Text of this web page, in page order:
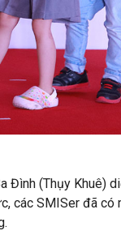
(Thụy Khuê)
các SMISer đã có